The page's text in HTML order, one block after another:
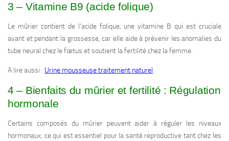
3 – Vitamine B9 (acide folique)
Le mûrier contient de l’acide folique, une vitamine B qui est cruciale
avant et pendant la grossesse, car elle aide à prévenir les anomalies du
tube neural chez le fœtus et soutient la fertilité chez la femme.
A lire aussi : Urine mousseuse traitement naturel
4 – Bienfaits du mûrier et fertilité : Régulation
hormonale
Certains composés du mûrier peuvent aider à réguler les niveaux
hormonaux, ce qui est essentiel pour la santé reproductive tant chez les